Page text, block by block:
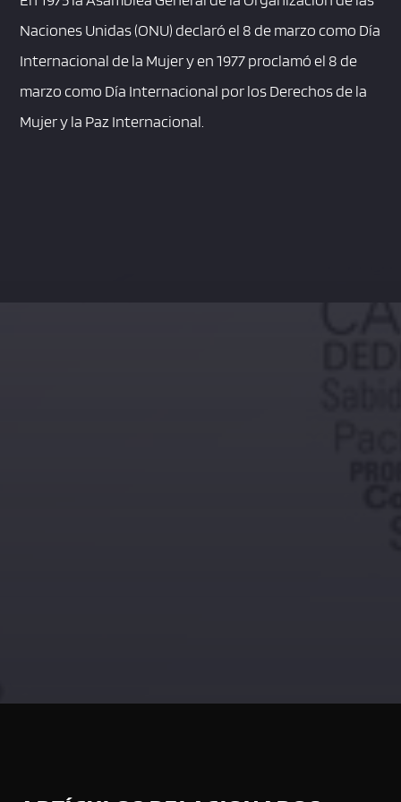
Naciones Unidas (ONU) declaró el 8 de marzo como Día
Internacional de la Mujer y en 1977 proclamó el 8 de
marzo como Día Internacional por los Derechos de la
Mujer y la Paz Internacional.